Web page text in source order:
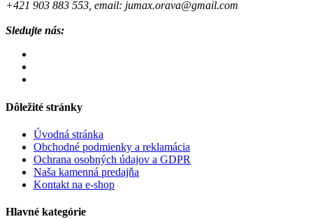
+421 903 883 553, email: jumax.orava@gmail.com
Sledujte nás:
Dôležité stránky
Úvodná stránka
Obchodné podmienky a reklamácia
Ochrana osobných údajov a GDPR
Naša kamenná predajňa
Kontakt na e-shop
Hlavné kategórie